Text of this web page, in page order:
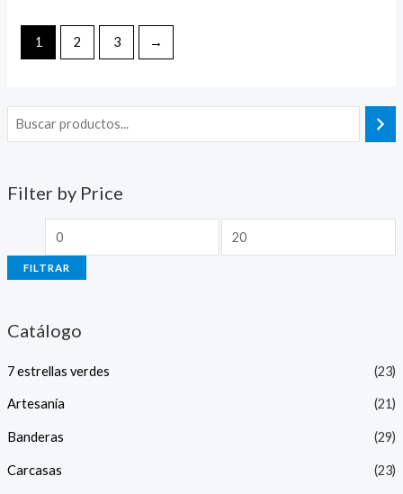
Filter by Price
FILTRAR
Catálogo
7 estrellas verdes (23)
Artesanía (21)
Banderas (29)
Carcasas (23)
1 2 3 →